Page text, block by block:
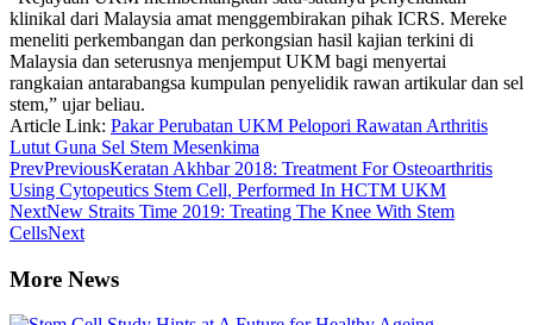
klinikal dari Malaysia amat menggembirakan pihak ICRS. Mereke
meneliti perkembangan dan perkongsian hasil kajian terkini di
Malaysia dan seterusnya menjemput UKM bagi menyertai
rangkaian antarabangsa kumpulan penyelidik rawan artikular dan sel
stem,” ujar beliau.
Article Link: Pakar Perubatan UKM Pelopori Rawatan Arthritis
Lutut Guna Sel Stem Mesenkima
PrevPreviousKeratan Akhbar 2018: Treatment For Osteoarthritis
Using Cytopeutics Stem Cell, Performed In HCTM UKM
NextNew Straits Time 2019: Treating The Knee With Stem
CellsNext
More News